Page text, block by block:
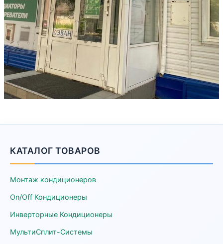
КАТАЛОГ ТОВАРОВ
Монтаж кондиционеров
On/Off Кондиционеры
Инверторные Кондиционеры
МультиСплит-Системы